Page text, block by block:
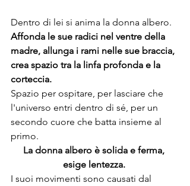
Dentro di lei si anima la donna albero.
Affonda le sue radici nel ventre della
madre, allunga i rami nelle sue braccia,
crea spazio tra la linfa profonda e la
corteccia.
Spazio per ospitare, per lasciare che
l'universo entri dentro di sé, per un
secondo cuore che batta insieme al
primo.
La donna albero è solida e ferma,
esige lentezza.
I suoi movimenti sono causati dal